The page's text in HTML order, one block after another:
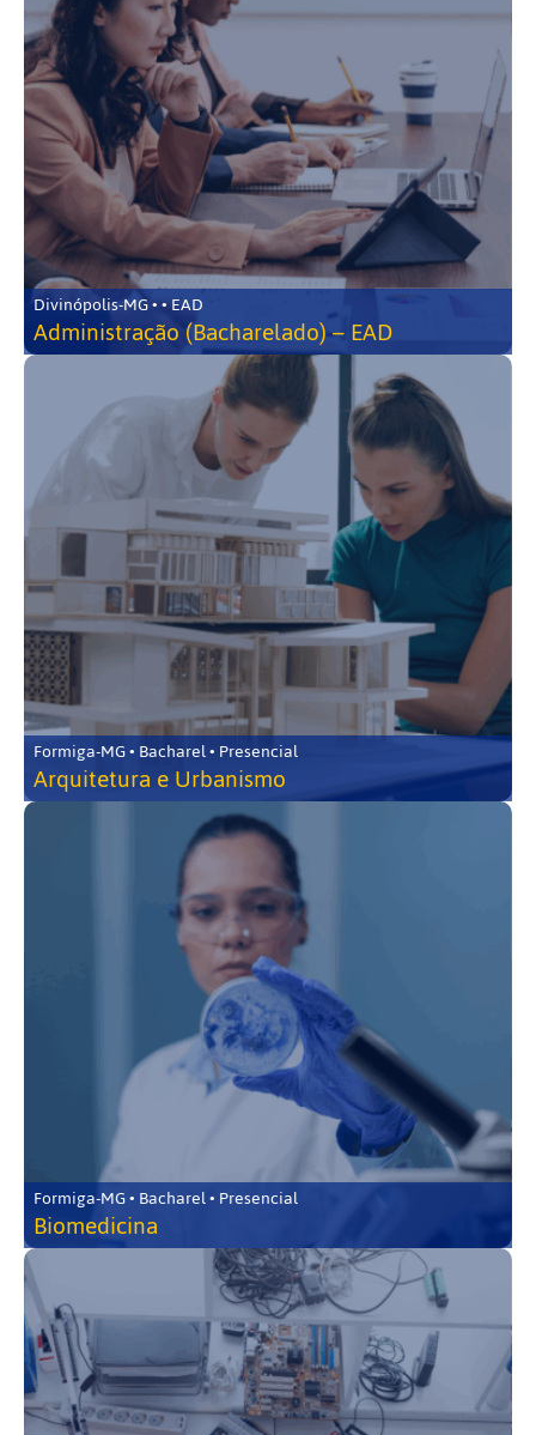
Divinópolis-MG • • EAD
Administração (Bacharelado) – EAD
Formiga-MG • Bacharel • Presencial
Arquitetura e Urbanismo
Formiga-MG • Bacharel • Presencial
Biomedicina